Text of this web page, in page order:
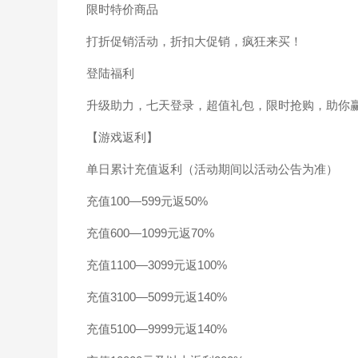
限时特价商品
打折促销活动，折扣大促销，疯狂来买！
登陆福利
升级助力，七天登录，超值礼包，限时抢购，助你
【游戏返利】
单日累计充值返利（活动期间以活动公告为准）
充值100—599元返50%
充值600—1099元返70%
充值1100—3099元返100%
充值3100—5099元返140%
充值5100—9999元返140%